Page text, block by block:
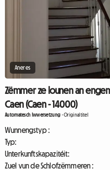
Aneres
Zëmmer ze lounen an
Caen (Caen - 14000)
Automatesch Iwwersetzung -Originaltitel
Wunnengstyp :
Typ:
Unterkunftskapazitéit:
Zuel vun de Schlofzëmmeren :